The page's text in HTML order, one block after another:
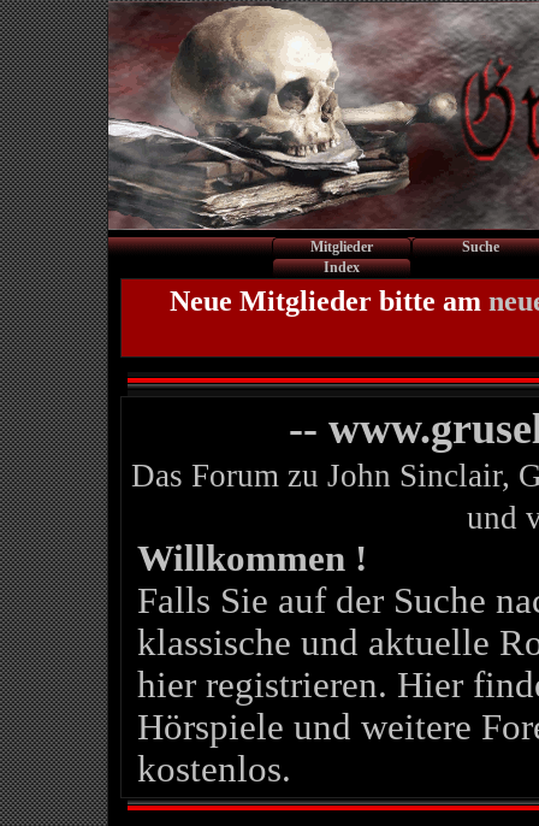
Mitglieder
Suche
Index
Neue Mitglieder bitte am
--
Das Forum zu John Sinclair,
und
Willkommen !
Falls Sie auf der Suche
klassische und aktuelle
hier registrieren. Hier
Hörspiele und weitere
kostenlos.